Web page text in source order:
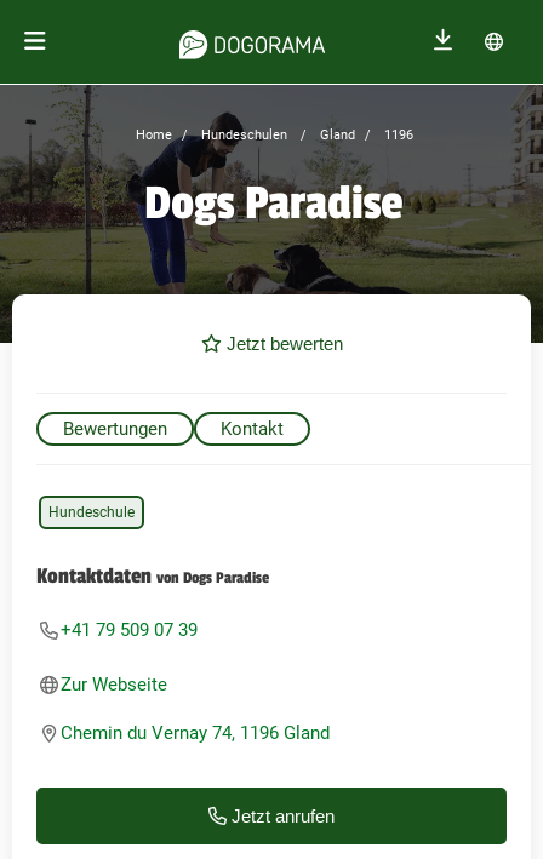
Home Hundeschulen Gland 1196
Dogs Paradise
Jetzt bewerten
Bewertungen Kontakt
Hundeschule
Kontaktdaten von Dogs Paradise
+41 79 509 07 39
Zur Webseite
Chemin du Vernay 74, 1196 Gland
Jetzt anrufen